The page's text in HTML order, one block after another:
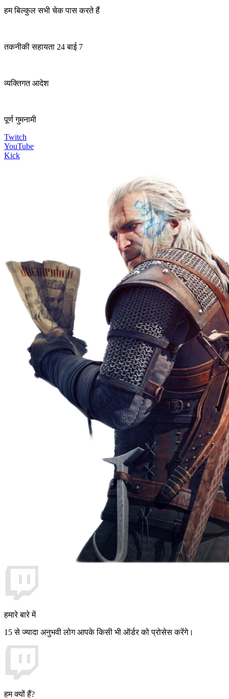
हम बिल्कुल सभी चेक पास करते हैं
तकनीकी सहायता 24 बाई 7
व्यक्तिगत आदेश
पूर्ण गुमनामी
Twitch
YouTube
Kick
हमारे बारे में
15 से ज्यादा अनुभवी लोग आपके किसी भी ऑर्डर को प्रोसेस करेंगे।
हम क्यों हैं?